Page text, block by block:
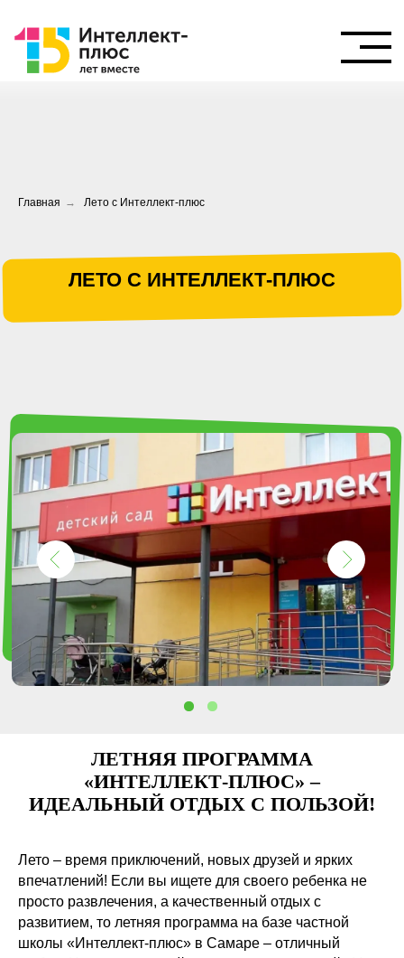
Главная → Лето с Интеллект-плюс
ЛЕТО С ИНТЕЛЛЕКТ-ПЛЮС
ЛЕТНЯЯ ПРОГРАММА
«ИНТЕЛЛЕКТ-ПЛЮС» –
ИДЕАЛЬНЫЙ ОТДЫХ С ПОЛЬЗОЙ!
Лето – время приключений, новых друзей и ярких
впечатлений! Если вы ищете для своего ребенка не
просто развлечения, а качественный отдых с
развитием, то летняя программа на базе частной
школы «Интеллект-плюс» в Самаре – отличный